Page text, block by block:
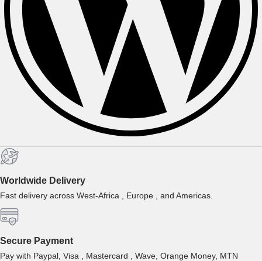
Worldwide Delivery
Fast delivery across West-Africa , Europe , and Americas.
Secure Payment
Pay with Paypal, Visa , Mastercard , Wave, Orange Money, MTN